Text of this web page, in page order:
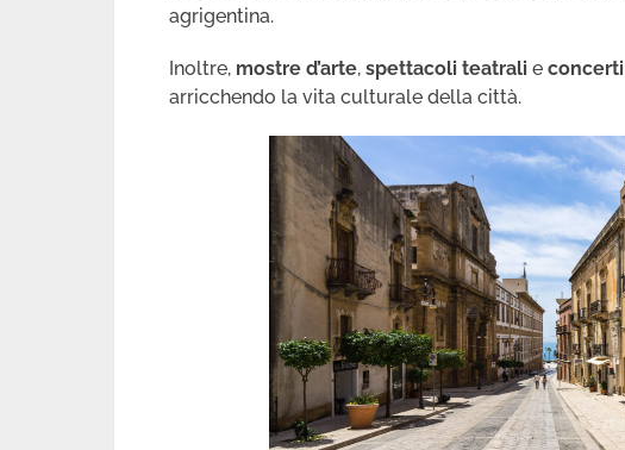
agrigentina.
Inoltre, mostre d’arte, spettacoli teatrali e concerti
arricchendo la vita culturale della città.